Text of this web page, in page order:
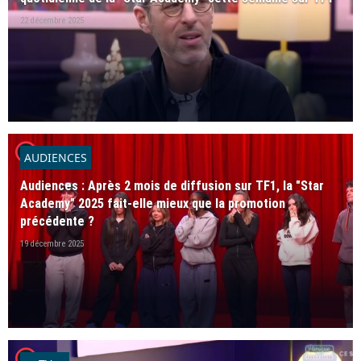
22 décembre 2025
player2
AUDIENCES
Audiences : Après 2 mois de diffusion sur TF1, la "Star
Academy" 2025 fait-elle mieux que la promotion
précédente ?
19 décembre 2025